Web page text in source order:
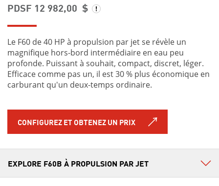
PDSF 12 982,00 $
Le F60 de 40 HP à propulsion par jet se révèle un
magnifique hors-bord intermédiaire en eau peu
profonde. Puissant à souhait, compact, discret, léger.
Efficace comme pas un, il est 30 % plus économique en
carburant qu'un deux-temps ordinaire.
CONFIGUREZ ET OBTENEZ UN PRIX